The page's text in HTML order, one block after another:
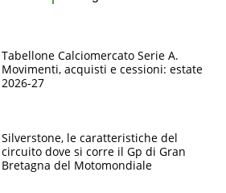
Tabellone Calciomercato Serie A.
Movimenti, acquisti e cessioni: estate
2026-27
Silverstone, le caratteristiche del
circuito dove si corre il Gp di Gran
Bretagna del Motomondiale